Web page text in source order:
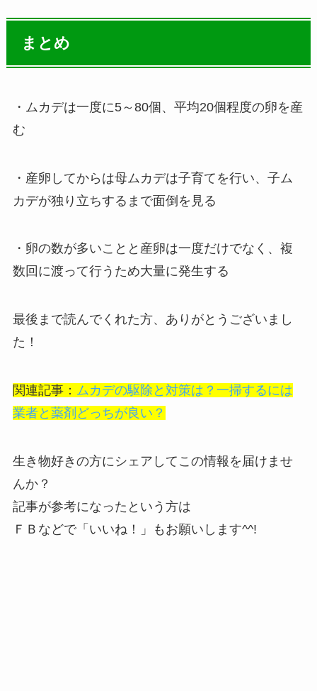
まとめ
・ムカデは一度に5～80個、平均20個程度の卵を産
む
・産卵してからは母ムカデは子育てを行い、子ム
カデが独り立ちするまで面倒を見る
・卵の数が多いことと産卵は一度だけでなく、複
数回に渡って行うため大量に発生する
最後まで読んでくれた方、ありがとうございまし
た！
関連記事： ムカデの駆除と対策は？一掃するには
業者と薬剤どっちが良い？
生き物好きの方にシェアしてこの情報を届けませ
んか？
記事が参考になったという方は
ＦＢなどで「 いいね！ 」もお願いします^^!